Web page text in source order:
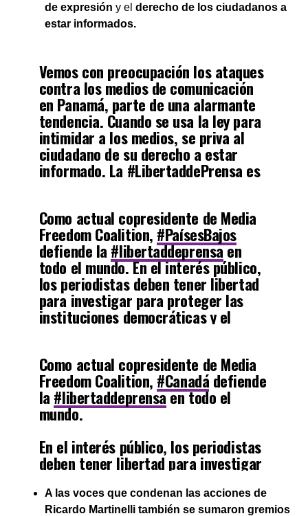
de expresión y el derecho de los ciudadanos a
estar informados.
Vemos con preocupación los ataques
contra los medios de comunicación
en Panamá, parte de una alarmante
tendencia. Cuando se usa la ley para
intimidar a los medios, se priva al
ciudadano de su derecho a estar
informado. La #LibertaddePrensa es
pic.twitter.com/kxax4k4VXK
— U.S. Embassy Panama (@USEmbPAN)February 9,
Como actual copresidente de Media
Freedom Coalition, #PaísesBajos
defiende la #libertaddeprensaen
todo el mundo. En el interés público,
los periodistas deben tener libertad
para investigar para proteger las
instituciones democráticas y el
— Embajada de Países Bajos en Panamá
(@NLinPanama) February 9, 2023
Como actual copresidente de Media
Freedom Coalition, #Canadá defiende
la #libertaddeprensaen todo el
mundo.
En el interés público, los periodistas
deben tener libertad para investigar
democráticas y el estado de derecho.
A las voces que condenan las acciones de
Ricardo Martinelli también se sumaron gremios